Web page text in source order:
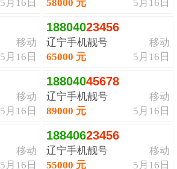
5月16日
5月16日
58000 元
移动
5月16日
18804023456
辽宁手机靓号
移动
5月16日
65000 元
移动
5月16日
18804045678
辽宁手机靓号
移动
5月16日
89000 元
移动
5月16日
18840623456
辽宁手机靓号
移动
5月16日
55000 元